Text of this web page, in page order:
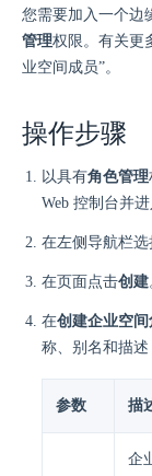
您需要加入一个边
管理权限。有关更
业空间成员”。
操作步骤
以具有角色管理
Web 控制台并
在左侧导航栏选
在页面点击创建
在创建企业空间
称、别名和描
参数 描
企